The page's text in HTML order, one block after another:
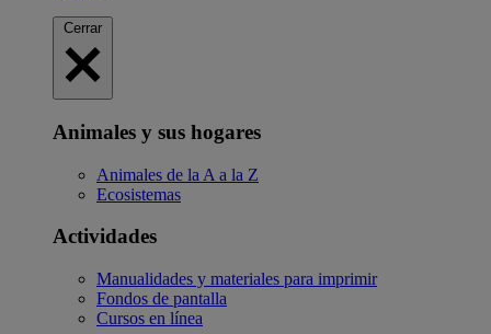
Cerrar
Animales y sus hogares
Animales de la A a la Z
Ecosistemas
Actividades
Manualidades y materiales para imprimir
Fondos de pantalla
Cursos en línea